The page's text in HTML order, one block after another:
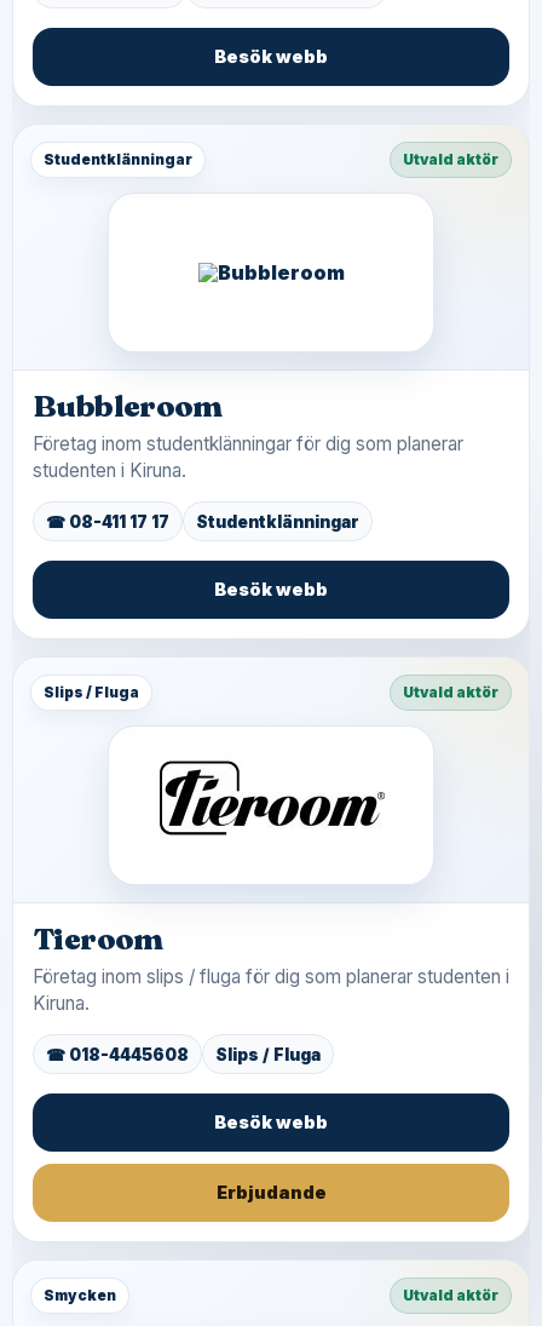
Besök webb
Studentklänningar Utvald aktör
Bubbleroom
Företag inom studentklänningar för dig som planerar
studenten i Kiruna.
☎ 08-411 17 17 Studentklänningar
Besök webb
Slips / Fluga Utvald aktör
Tieroom
Företag inom slips / fluga för dig som planerar studenten i
Kiruna.
☎ 018-4445608 Slips / Fluga
Besök webb
Erbjudande
Smycken Utvald aktör